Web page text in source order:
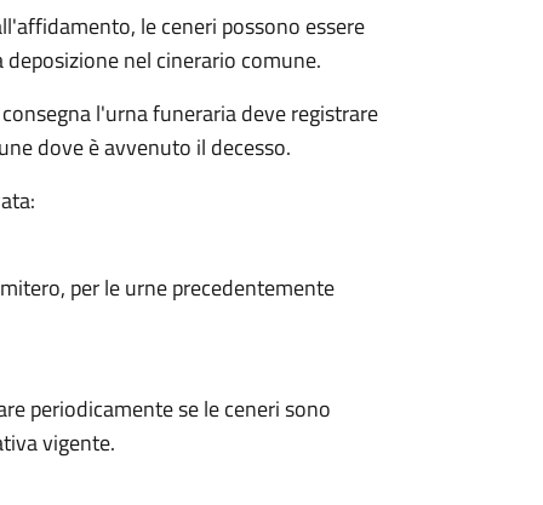
le ceneri possono essere
nel cinerario comune.
l'urna funeraria deve registrare
dove è avvenuto il decesso.
per le urne precedentemente
periodicamente se le ceneri sono
vigente.